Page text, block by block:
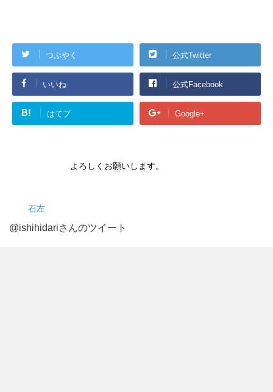
つぶやく 公式Twitter
いいね 公式Facebook
B! はてブ Google+
石左
よろしくお願いします。
@ishihidariさんのツイート